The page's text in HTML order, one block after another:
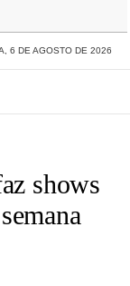
6 DE AGOSTO DE 2026
shows